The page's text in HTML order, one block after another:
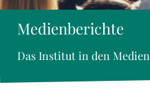
Medienberichte
Das Institut in den Medien